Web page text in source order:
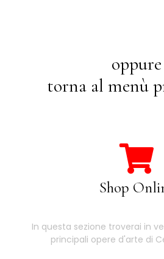
oppure
torna al menù
Shop
In questa sezione troverai in
principali opere d'arte di